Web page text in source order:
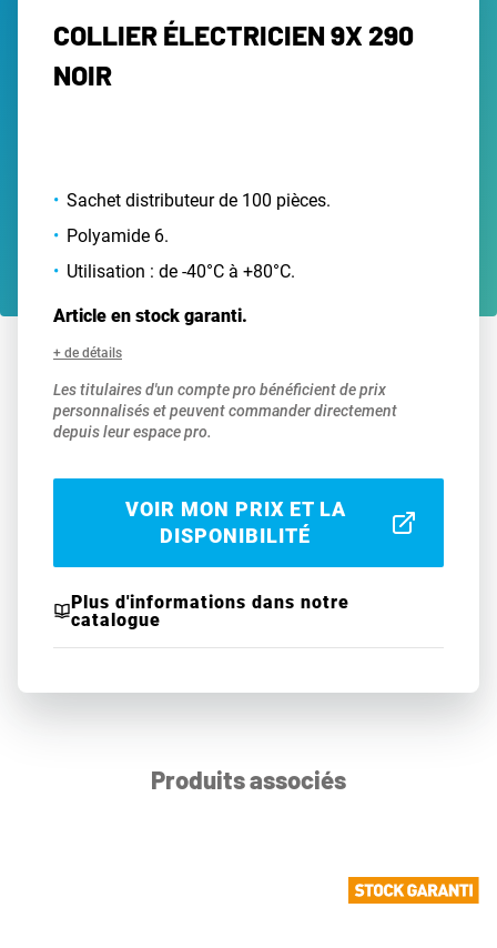
COLLIER ÉLECTRICIEN 9X 290
NOIR
Sachet distributeur de 100 pièces.
Polyamide 6.
Utilisation : de -40°C à +80°C.
Article en stock garanti.
+ de détails
Les titulaires d'un compte pro bénéficient de prix
personnalisés et peuvent commander directement
depuis leur espace pro.
VOIR MON PRIX ET LA
DISPONIBILITÉ
Plus d'informations dans notre
catalogue
Produits associés